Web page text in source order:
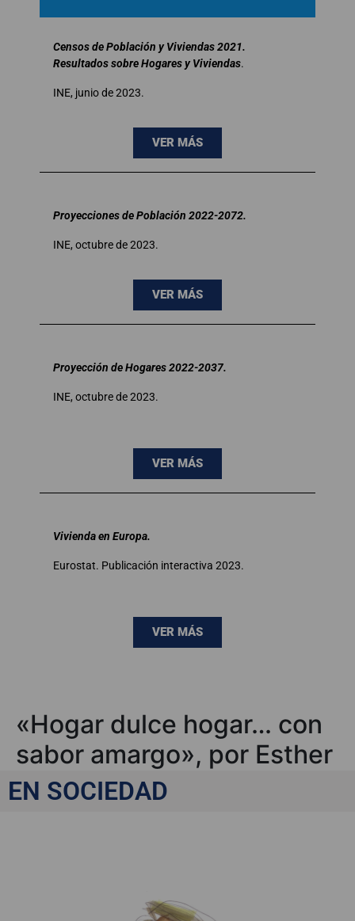
Censos de Población y Viviendas 2021.
Resultados sobre Hogares y Viviendas.
INE, junio de 2023.
VER MÁS
Proyecciones de Población 2022-2072.
INE, octubre de 2023.
VER MÁS
Proyección de Hogares 2022-2037.
INE, octubre de 2023.
VER MÁS
Vivienda en Europa.
Eurostat. Publicación interactiva 2023.
VER MÁS
«Hogar dulce hogar… con
sabor amargo», por Esther
Esteban
EN SOCIEDAD